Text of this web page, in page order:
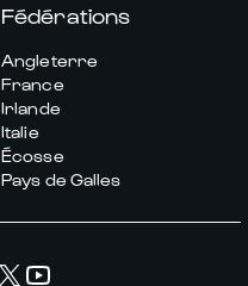
Fédérations
Angleterre
France
Irlande
Italie
Écosse
Pays de Galles